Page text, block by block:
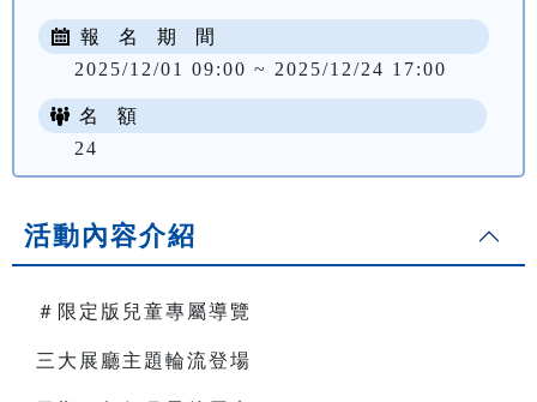
報 名 期 間
2025/12/01 09:00 ~ 2025/12/24 17:00
名 額
24
活動內容介紹
＃限定版兒童專屬導覽
三大展廳主題輪流登場